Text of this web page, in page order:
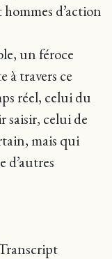
d’action
un féroce
à travers ce
réel, celui du
saisir, celui de
mais qui
d’autres